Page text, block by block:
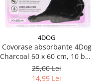
4DOG
Covorase absorbante 4Dog
Charcoal 60 x 60 cm, 10 buc
/ pachet
25,00 Lei
14,99 Lei